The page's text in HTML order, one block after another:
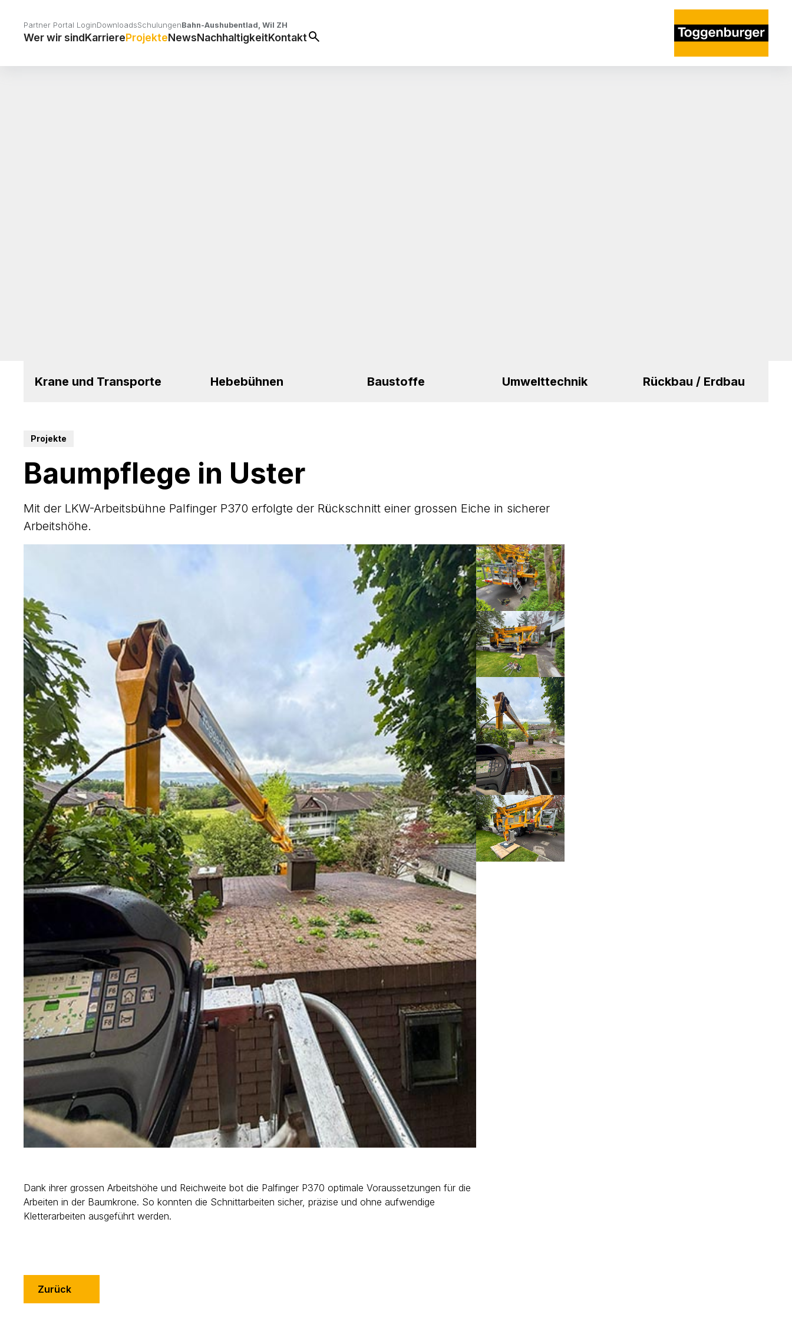
Partner Portal LoginDownloadsSchulungenBahn-Aushubentlad, Wil ZH
Wer wir sindKarriereProjekteNewsNachhaltigkeitKontakt
Krane und Transporte Hebebühnen Baustoffe Umwelttechnik Rückbau / Erdbau
Projekte
Baumpflege in Uster
Mit der LKW-Arbeitsbühne Palfinger P370 erfolgte der Rückschnitt einer grossen Eiche in sicherer
Arbeitshöhe.
Dank ihrer grossen Arbeitshöhe und Reichweite bot die Palfinger P370 optimale Voraussetzungen für die
Arbeiten in der Baumkrone. So konnten die Schnittarbeiten sicher, präzise und ohne aufwendige
Kletterarbeiten ausgeführt werden.
Zurück